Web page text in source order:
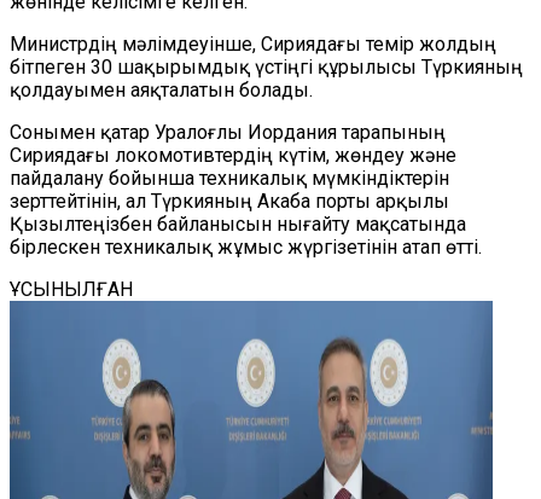
Министрдің мәлімдеуінше, Сириядағы темір жолдың
бітпеген 30 шақырымдық үстіңгі құрылысы Түркияның
қолдауымен аяқталатын болады.
Сонымен қатар Уралоғлы Иордания тарапының
Сириядағы локомотивтердің күтім, жөндеу және
пайдалану бойынша техникалық мүмкіндіктерін
зерттейтінін, ал Түркияның Акаба порты арқылы
Қызылтеңізбен байланысын нығайту мақсатында
бірлескен техникалық жұмыс жүргізетінін атап өтті.
ҰСЫНЫЛҒАН